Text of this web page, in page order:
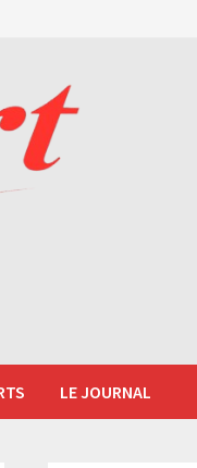
LE JOURNAL